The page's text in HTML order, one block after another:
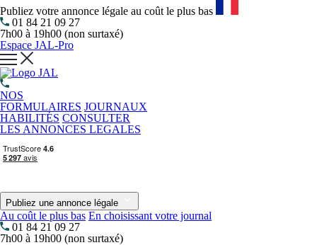
Publiez votre annonce légale au coût le plus bas
01 84 21 09 27
7h00 à 19h00 (non surtaxé)
Espace JAL-Pro
NOS
FORMULAIRES JOURNAUX
HABILITÉS CONSULTER
LES ANNONCES LEGALES
Publiez une annonce légale
Au coût le plus bas En choisissant votre journal
01 84 21 09 27
7h00 à 19h00 (non surtaxé)